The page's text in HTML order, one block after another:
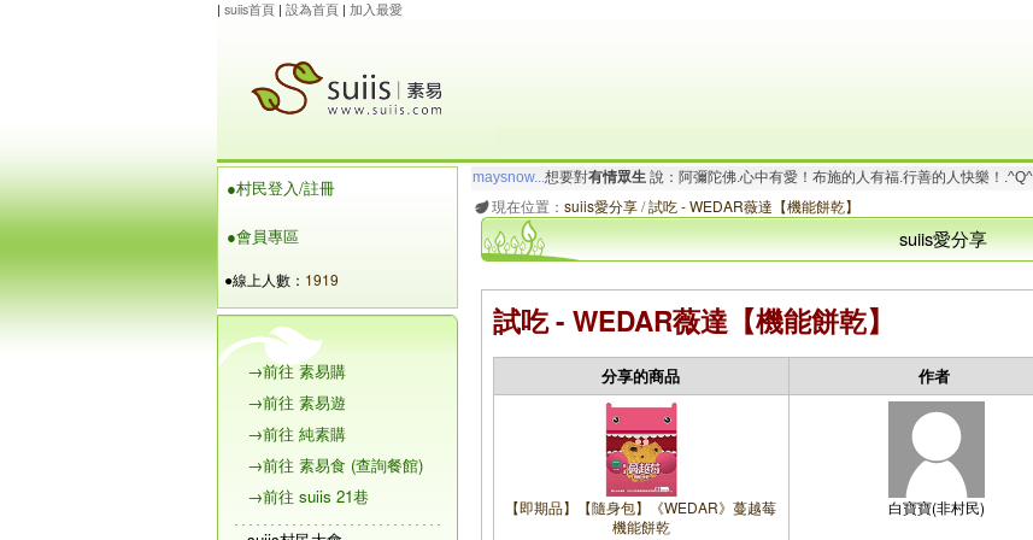
| suiis首頁| 設為首頁| 加入最愛
●村民登入/註冊
●會員專區
●線上人數： 1919
→前往 素易購
→前往 素易遊
→前往 純素購
→前往 素易食 (查詢餐館)
→前往 suiis 21巷
maysnow...想要對有情眾生說：阿彌陀佛.心中有愛！布施的人有福.行善的人快樂！.^Q^..
玲瓏虹想要對有情眾生說：阿彌陀佛.一切唯心造！啟動善的循環.創造幸福無限！_/_
現在位置： suiis愛分享/試吃 - WEDAR薇達【機能餅乾】
suiis愛分享
試吃 - WEDAR薇達【機能餅乾】
分享的商品 作者
【即期品】【隨身包】《WEDAR》蔓越莓
機能餅乾
白寶寶(非村民)